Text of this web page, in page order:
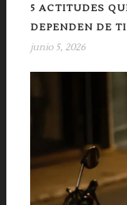
5 ACTITUDES
DEPENDEN DE TI
junio 5, 2026